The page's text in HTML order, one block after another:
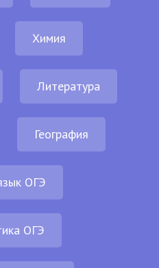
Химия
Литература
География
ОГЭ
ОГЭ